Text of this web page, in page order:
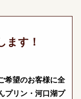
ます！
希望のお客様に全
プリン・河口湖プ